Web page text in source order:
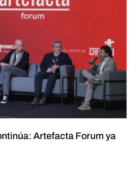
Artefacta Forum ya